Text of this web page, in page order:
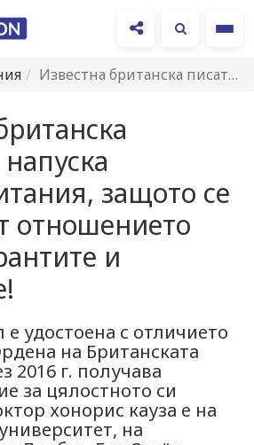
Известна британска писателка напуска Великобритания, защото се срамува от отношението…
защото се
отношението
и
удостоена с отличието
на Британската
2016 г. получава
за цялостното си
хонорис кауза е на
на